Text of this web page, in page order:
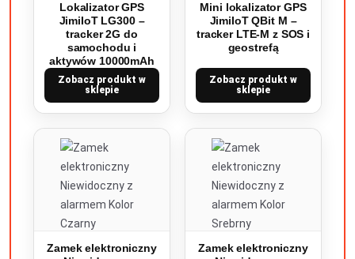
Lokalizator GPS
JimiIoT LG300 –
tracker 2G do
samochodu i
aktywów 10000mAh
Zobacz produkt w
sklepie
Mini lokalizator GPS
JimiIoT QBit M –
tracker LTE-M z SOS i
geostrefą
Zobacz produkt w
sklepie
Zamek elektroniczny
Zamek elektroniczny